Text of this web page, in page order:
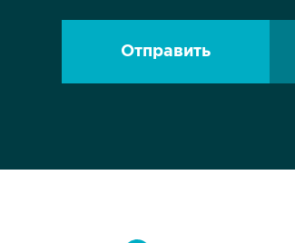
Отправить